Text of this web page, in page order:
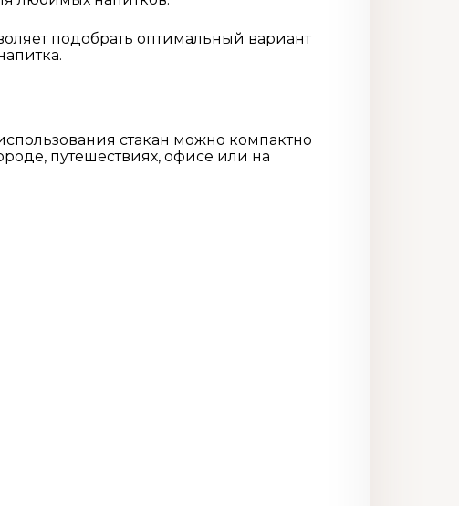
подобрать оптимальный вариант
стакан можно компактно
путешествиях, офисе или на